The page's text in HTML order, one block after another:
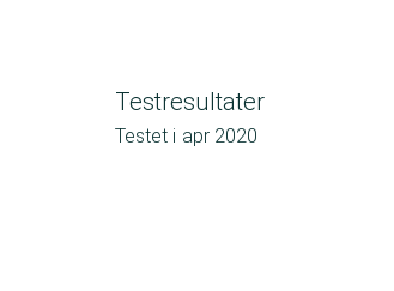
Testresultater
Testet i apr 2020